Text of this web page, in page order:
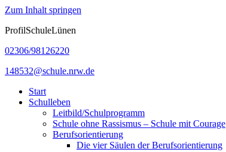
Zum Inhalt springen
ProfilSchuleLünen
02306/98126220
148532@schule.nrw.de
Start
Schulleben
Leitbild/Schulprogramm
Schule ohne Rassismus – Schule mit Courage
Berufsorientierung
Die vier Säulen der Berufsorientierung